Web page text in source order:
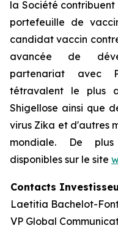
la Société
portefeuille de
candidat vaccin
avancée de
partenariat avec
tétravalent le plus
Shigellose ainsi que
virus Zika et d'autres
mondiale. De
disponibles sur le site
Contacts
Laetitia Bachelot-
VP Global